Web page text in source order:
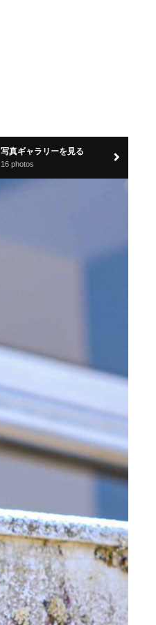
写真ギャラリーを見る
16 photos